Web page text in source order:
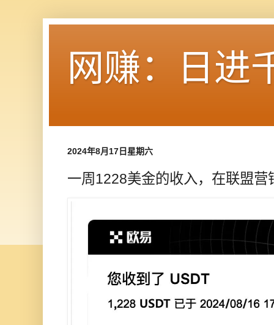
网赚：日进
2024年8月17日星期六
一周1228美金的收入，在联盟营